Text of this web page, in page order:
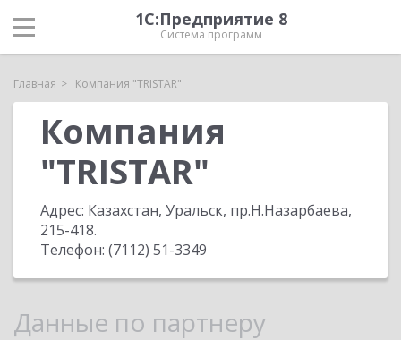
1С:Предприятие 8
Система программ
Главная Компания "TRISTAR"
Компания
"TRISTAR"
Адрес: Казахстан, Уральск, пр.Н.Назарбаева,
215-418.
Телефон: (7112) 51-3349
Данные по партнеру